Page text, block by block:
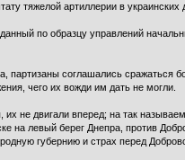
тяжелой артиллерии в украинских
по образцу управлений
партизаны соглашались сражаться
чего их вожди им дать не могли.
не двигали вперед; на так
на левый берег Днепра, против
губернию и страх перед